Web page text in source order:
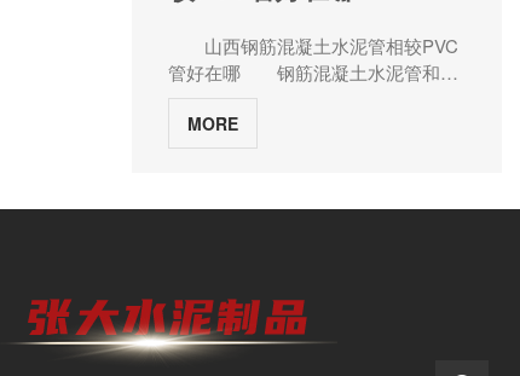
羧酸类：分散作用阻止颗粒聚集，用
量2-5mg/L；智能投加装置：根据电
pH值精准调控通过碳酸钙饱和指数
0≤LSI≤3：稳定区，理想运行范围；
开发载银纳米复合涂层实现长效抑
菌：银离子释放浓度0.1-0.5ppm，大
肠杆菌杀灭率99.9%；涂层寿命＞5
量区间依据水胶比不同动态调整：低
水胶比（≤0.4）：40%-60%，发挥微
集料填充效应；中水胶比（0.4-
0.5）：30%-50%，平衡工作性与强
度；高水胶比（≥0.5）：20%-40%，
比例50%-60%，矿渣40%-50%；经济
性：总掺量45%-55%，粉煤灰/矿渣
质量比1:1-1:1.5；功能化复合技术针
计实现连接，常见形式包括承插式、
刚性接口与柔性接口三种，每种方式
均需结合工程环境与荷载条件综合选
用。承插式连接结构特征：管材一端
为承口（内径扩大），另一端为插口
（外径缩小），通过插口嵌入承口形
≤5mm；d. 顶进施工：利用液压千斤
顶缓慢推入，顶进力控制在管材抗压
强度的30%以内。适用场景：地埋式
山西钢筋混凝土水泥管相较PVC
管好在哪 钢筋混凝土水泥管和
PVC管在不同方面具有各自的优势。
以下是钢筋混凝土水泥管相较PVC管
的几个优势： 1.强度和耐用性：
韧性，能够承受较大的压力和负荷。
凝土水泥管对于化学物质和大多数腐
蚀性介质具有较好的抵抗能力，适用
于一些强酸、强碱等腐蚀性环境。而
MORE